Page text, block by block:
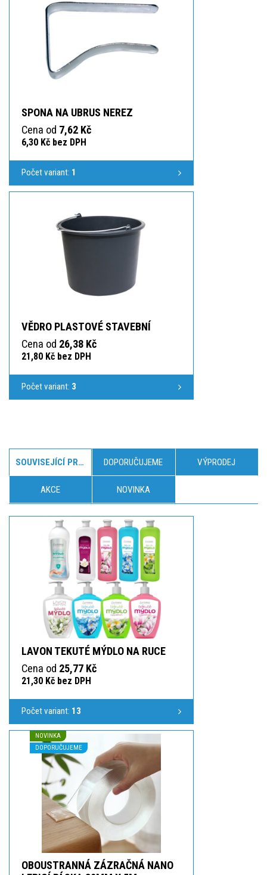
SPONA NA UBRUS NEREZ
Cena od 7,62 Kč
6,30 Kč bez DPH
Počet variant: 1
VĚDRO PLASTOVÉ STAVEBNÍ
Cena od 26,38 Kč
21,80 Kč bez DPH
Počet variant: 3
SOUVISEJÍCÍ PRODUKTY DOPORUČUJEME VÝPRODEJ
AKCE NOVINKA
LAVON TEKUTÉ MÝDLO NA RUCE
Cena od 25,77 Kč
21,30 Kč bez DPH
Počet variant: 13
NOVINKA
DOPORUČUJEME
OBOUSTRANNÁ ZÁZRAČNÁ NANO